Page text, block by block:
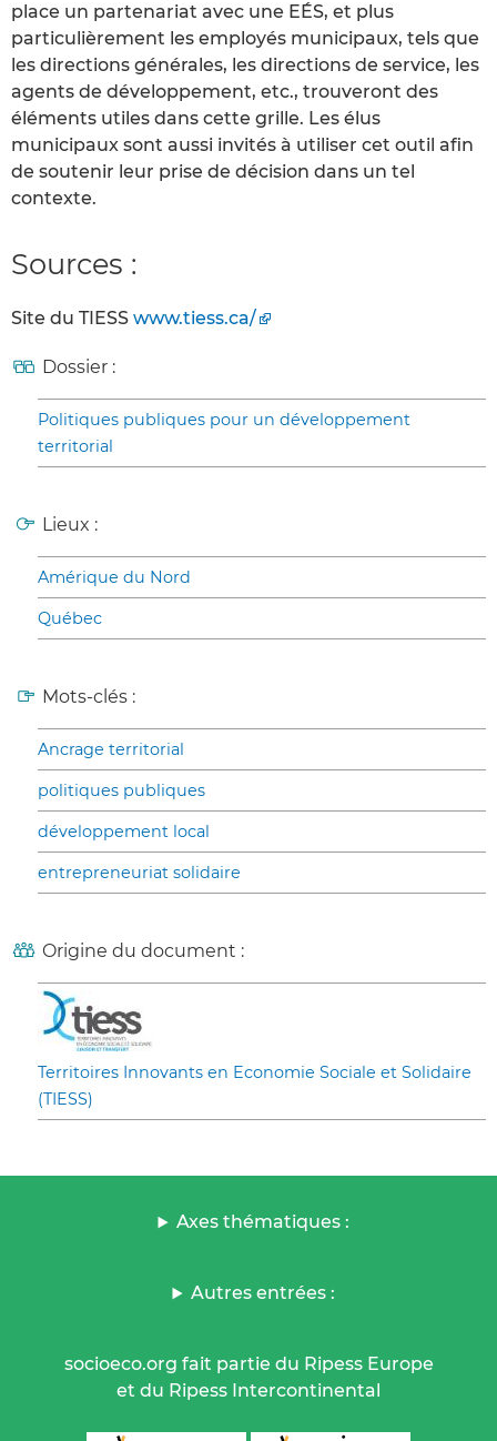
place un partenariat avec une EÉS, et plus
particulièrement les employés municipaux, tels que
les directions générales, les directions de service, les
agents de développement, etc., trouveront des
éléments utiles dans cette grille. Les élus
municipaux sont aussi invités à utiliser cet outil afin
de soutenir leur prise de décision dans un tel
contexte.
Sources :
Site du TIESS www.tiess.ca/
Dossier :
Politiques publiques pour un développement
territorial
Lieux :
Amérique du Nord
Québec
Mots-clés :
Ancrage territorial
politiques publiques
développement local
entrepreneuriat solidaire
Origine du document :
Territoires Innovants en Economie Sociale et Solidaire
(TIESS)
Axes thématiques :
Autres entrées :
socioeco.org fait partie du Ripess Europe
et du Ripess Intercontinental